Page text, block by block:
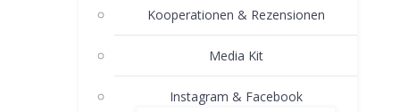
Kooperationen & Rezensionen
Media Kit
Instagram & Facebook